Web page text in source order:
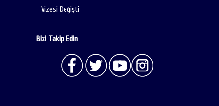
Vizesi Değişti
Bizi Takip Edin